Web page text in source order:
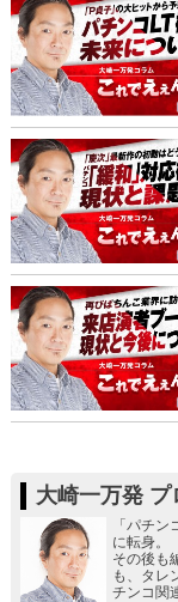
大崎一万発 プ
「パチ
に転身。
その後も
も、タレ
チンコ関